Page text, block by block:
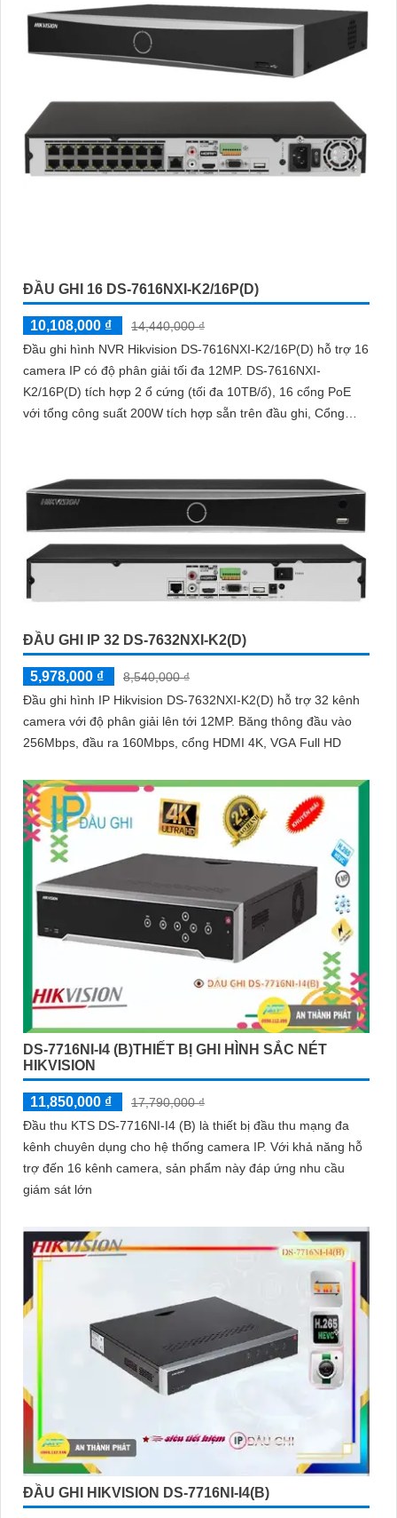
ĐẦU GHI 16 DS-7616NXI-K2/16P(D)
10,108,000 ₫
14,440,000 ₫
Đầu ghi hình NVR Hikvision DS-7616NXI-K2/16P(D) hỗ trợ 16
camera IP có độ phân giải tối đa 12MP. DS-7616NXI-
K2/16P(D) tích hợp 2 ổ cứng (tối đa 10TB/ổ), 16 cổng PoE
với tổng công suất 200W tích hợp sẵn trên đầu ghi, Cổng
ĐẦU GHI IP 32 DS-7632NXI-K2(D)
5,978,000 ₫
8,540,000 ₫
Đầu ghi hình IP Hikvision DS-7632NXI-K2(D) hỗ trợ 32 kênh
camera với độ phân giải lên tới 12MP. Băng thông đầu vào
256Mbps, đầu ra 160Mbps, cổng HDMI 4K, VGA Full HD
DS-7716NI-I4 (B)THIẾT BỊ GHI HÌNH SẮC NÉT
HIKVISION
11,850,000 ₫
17,790,000 ₫
Đầu thu KTS DS-7716NI-I4 (B) là thiết bị đầu thu mạng đa
kênh chuyên dụng cho hệ thống camera IP. Với khả năng hỗ
trợ đến 16 kênh camera, sản phẩm này đáp ứng nhu cầu
giám sát lớn
ĐẦU GHI HIKVISION DS-7716NI-I4(B)